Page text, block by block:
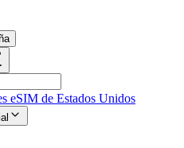
eSIM de Estados Unidos